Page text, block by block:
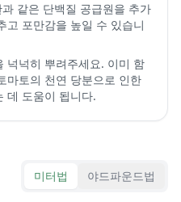
같은 단백질 공급원을 추가
고 포만감을 높일 수 있습니
넉넉히 뿌려주세요. 이미 함
마토의 천연 당분으로 인한
데 도움이 됩니다.
미터법 야드파운드법